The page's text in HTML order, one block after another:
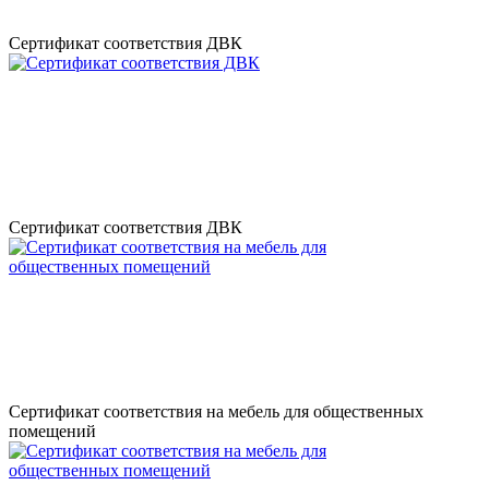
Сертификат соответствия ДВК
Сертификат соответствия ДВК
Сертификат соответствия на мебель для общественных
помещений